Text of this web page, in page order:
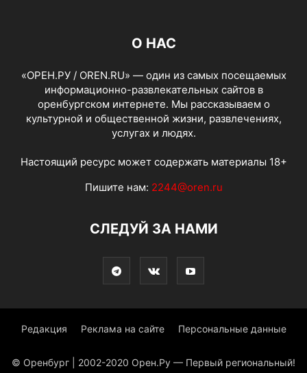
О НАС
«ОРЕН.РУ / OREN.RU» — один из самых посещаемых
информационно-развлекательных сайтов в
оренбургском интернете. Мы рассказываем о
культурной и общественной жизни, развлечениях,
услугах и людях.
Настоящий ресурс может содержать материалы 18+
Пишите нам: 2244@oren.ru
СЛЕДУЙ ЗА НАМИ
Редакция Реклама на сайте Персональные данные
© Оренбург | 2002-2020 Орен.Ру — Первый региональный!